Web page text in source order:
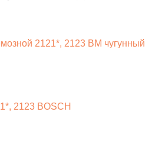
2121*, 2123 ВМ чугунный
2123 BOSCH